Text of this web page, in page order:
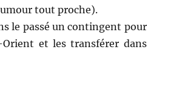
tout proche).
le passé un contingent pour
et les transférer dans